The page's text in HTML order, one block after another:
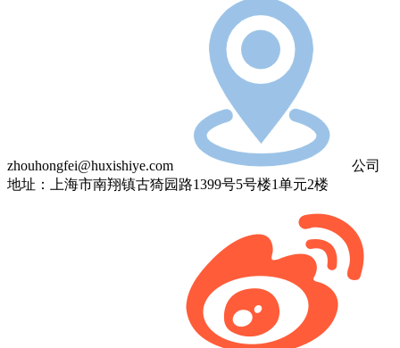
zhouhongfei@huxishiye.com
公司
地址：上海市南翔镇古猗园路1399号5号楼1单元2楼